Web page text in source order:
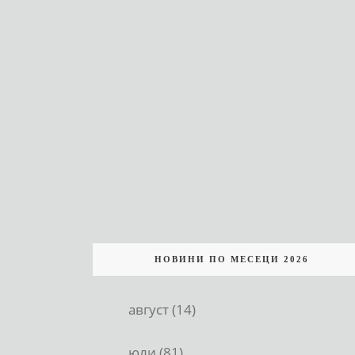
НОВИНИ ПО МЕСЕЦИ 2026
август (14)